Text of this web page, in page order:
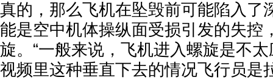
真的，那么飞机在坠毁前可能陷入了
能是空中机体操纵面受损引发的失控
旋。“一般来说，飞机进入螺旋是不
视频里这种垂直下去的情况飞行员是